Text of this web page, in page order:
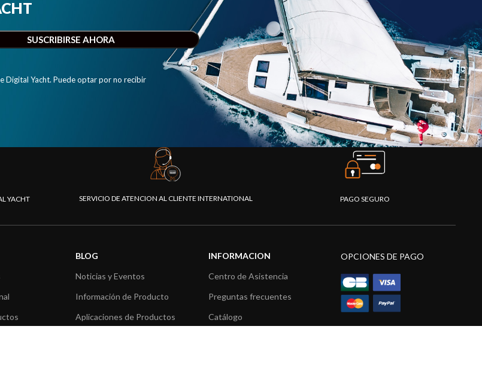
Digital Yacht. Puede optar por no recibir
YACHT SERVICIO DE ATENCION AL CLIENTE INTERNATIONAL PAGO SEGURO
BLOG
Noticias y Eventos
Información de Producto
Aplicaciones de Productos
INFORMACION
Centro de Asistencia
Preguntas frecuentes
Catálogo
OPCIONES DE PAGO